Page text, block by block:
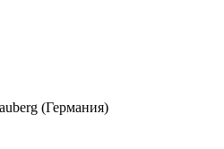
(Германия)